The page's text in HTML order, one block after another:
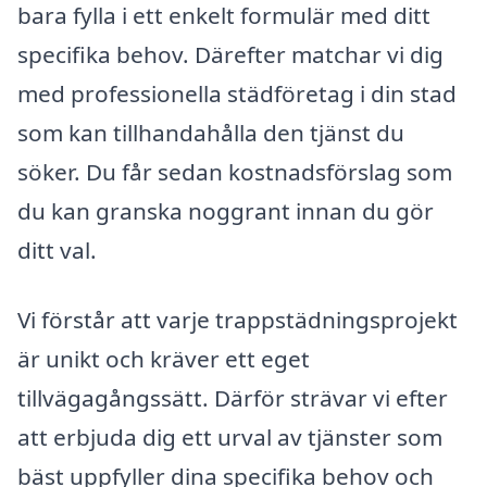
bara fylla i ett enkelt formulär med ditt
specifika behov. Därefter matchar vi dig
med professionella städföretag i din stad
som kan tillhandahålla den tjänst du
söker. Du får sedan kostnadsförslag som
du kan granska noggrant innan du gör
ditt val.
Vi förstår att varje trappstädningsprojekt
är unikt och kräver ett eget
tillvägagångssätt. Därför strävar vi efter
att erbjuda dig ett urval av tjänster som
bäst uppfyller dina specifika behov och